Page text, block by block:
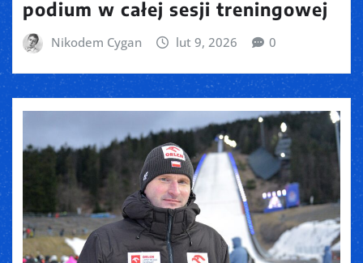
podium w całej sesji treningowej
Nikodem Cygan lut 9, 2026 0